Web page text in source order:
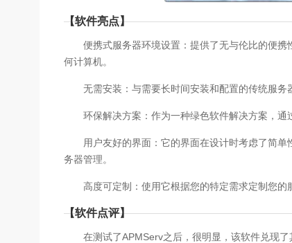
【软件亮点】
便携式服务器环境设置：提供了无与伦比的便携
何计算机。
无需安装：与需要长时间安装和配置的传统服务
环保解决方案：作为一种绿色软件解决方案，通
用户友好的界面：它的界面在设计时考虑了简单
务器管理。
高度可定制：使用它根据您的特定需求定制您的
【软件点评】
在测试了APMServ之后，很明显，该软件兑现了